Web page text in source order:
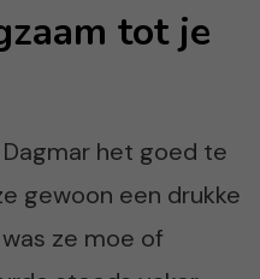
tot je
het goed te
gewoon een drukke
ze moe of